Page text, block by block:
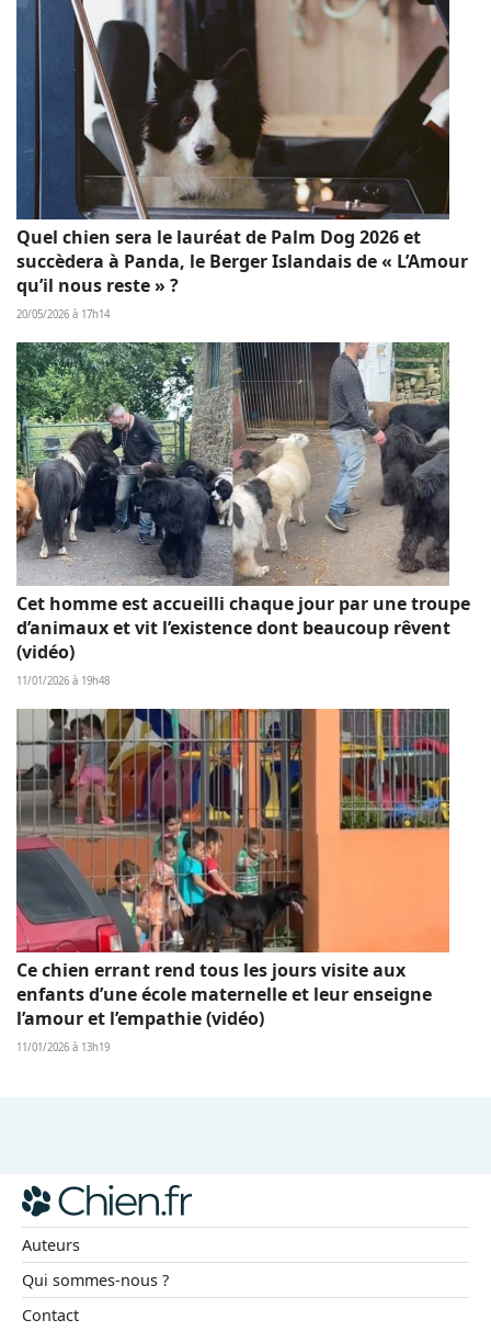
Quel chien sera le lauréat de Palm Dog 2026 et
succèdera à Panda, le Berger Islandais de « L’Amour
qu’il nous reste » ?
20/05/2026 à 17h14
Cet homme est accueilli chaque jour par une troupe
d’animaux et vit l’existence dont beaucoup rêvent
(vidéo)
11/01/2026 à 19h48
Ce chien errant rend tous les jours visite aux
enfants d’une école maternelle et leur enseigne
l’amour et l’empathie (vidéo)
11/01/2026 à 13h19
Auteurs
Qui sommes-nous ?
Contact